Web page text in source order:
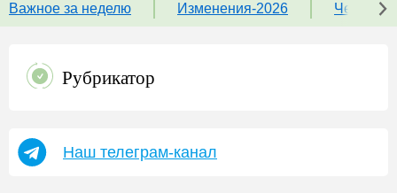
Важное за неделю Изменения-2026 Чек-
Рубрикатор
Наш телеграм-канал